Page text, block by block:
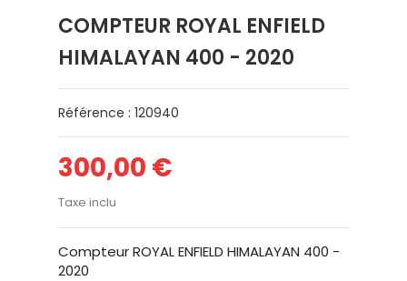
COMPTEUR ROYAL ENFIELD
HIMALAYAN 400 - 2020
Référence : 120940
300,00 €
Taxe inclu
Compteur ROYAL ENFIELD HIMALAYAN 400 -
2020